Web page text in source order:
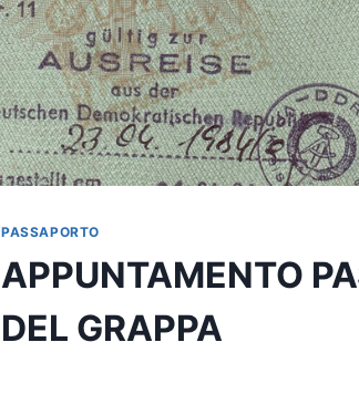
PASSAPORTO
APPUNTAMENTO
DEL GRAPPA